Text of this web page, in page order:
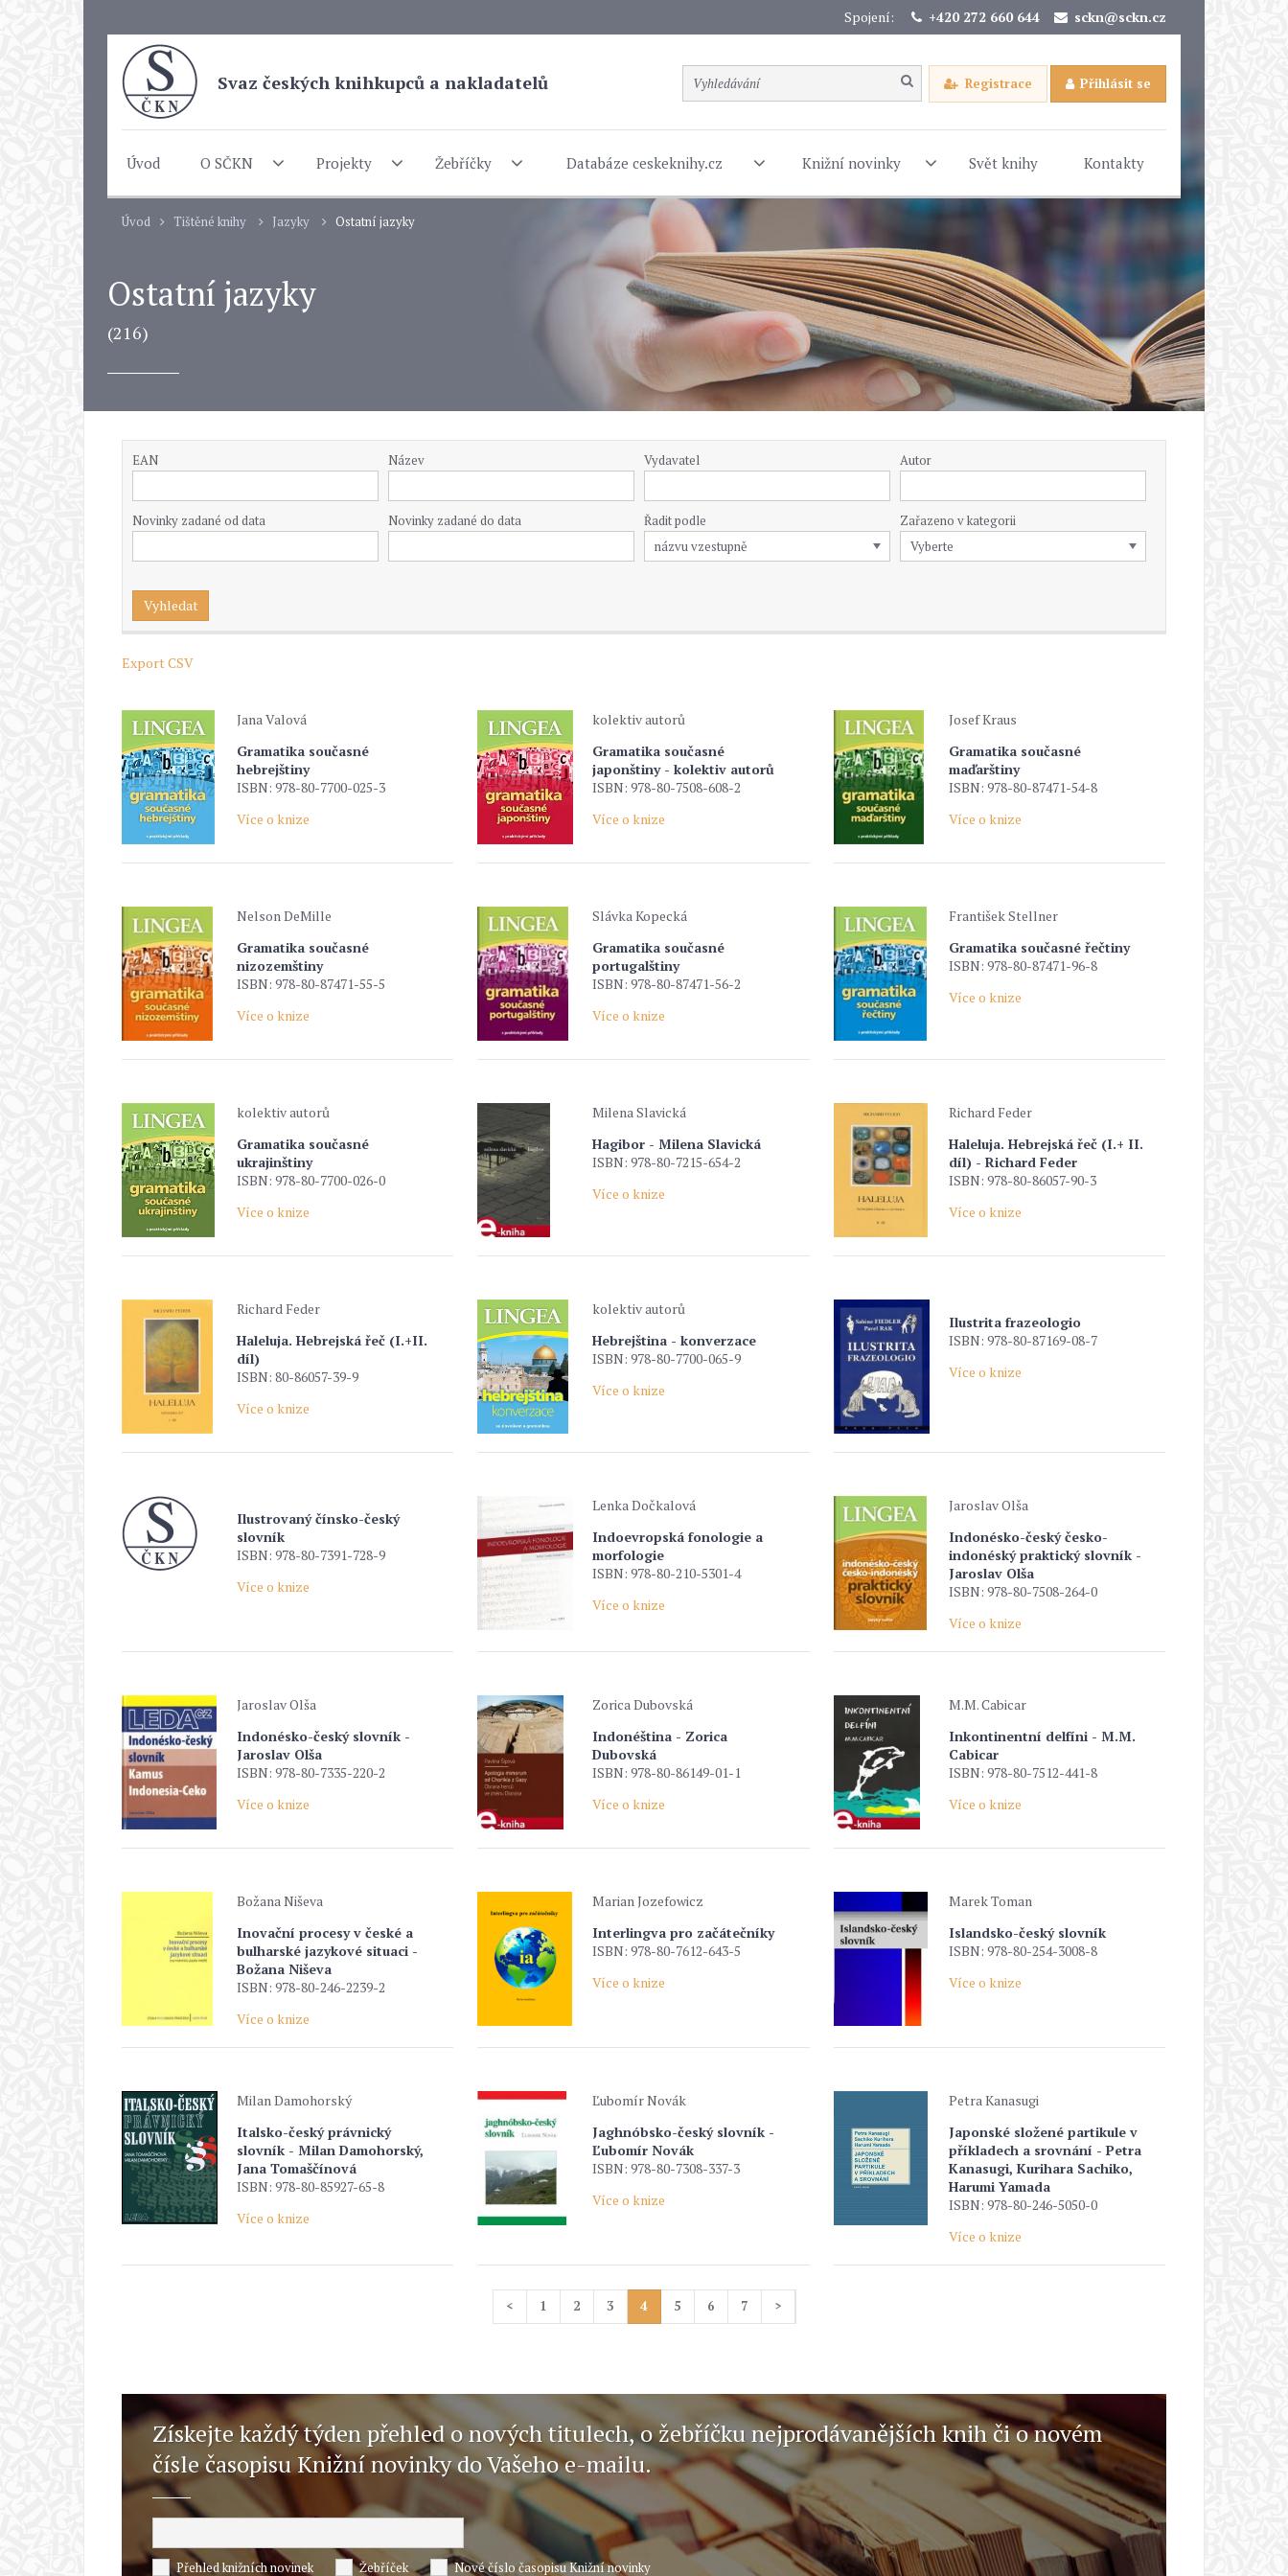
Spojení: +420 272 660 644 sckn@sckn.cz
Svaz českých knihkupců a nakladatelů Registrace Přihlásit se
Úvod O SČKN Projekty Žebříčky Databáze ceskeknihy.cz Knižní novinky Svět knihy Kontakty
Úvod Tištěné knihy Jazyky Ostatní jazyky
Ostatní jazyky
(216)
EAN Název Vydavatel Autor
Novinky zadané od data Novinky zadané do data Řadit podle Zařazeno v kategorii
Export CSV
Jana Valová
Gramatika současné
hebrejštiny
ISBN: 978-80-7700-025-3
Více o knize
kolektiv autorů
Gramatika současné
japonštiny - kolektiv autorů
ISBN: 978-80-7508-608-2
Více o knize
Josef Kraus
Gramatika současné
maďarštiny
ISBN: 978-80-87471-54-8
Více o knize
Nelson DeMille
Gramatika současné
nizozemštiny
ISBN: 978-80-87471-55-5
Více o knize
Slávka Kopecká
Gramatika současné
portugalštiny
ISBN: 978-80-87471-56-2
Více o knize
František Stellner
Gramatika současné řečtiny
ISBN: 978-80-87471-96-8
Více o knize
kolektiv autorů
Gramatika současné
ukrajinštiny
ISBN: 978-80-7700-026-0
Více o knize
Milena Slavická
Hagibor - Milena Slavická
ISBN: 978-80-7215-654-2
Více o knize
Richard Feder
Haleluja. Hebrejská řeč (I.+ II.
díl) - Richard Feder
ISBN: 978-80-86057-90-3
Více o knize
Richard Feder
Haleluja. Hebrejská řeč (I.+II.
díl)
ISBN: 80-86057-39-9
Více o knize
kolektiv autorů
Hebrejština - konverzace
ISBN: 978-80-7700-065-9
Více o knize
Ilustrita frazeologio
ISBN: 978-80-87169-08-7
Více o knize
Ilustrovaný čínsko-český
slovník
ISBN: 978-80-7391-728-9
Více o knize
Lenka Dočkalová
Indoevropská fonologie a
morfologie
ISBN: 978-80-210-5301-4
Více o knize
Jaroslav Olša
Indonésko-český česko-
indonéský praktický slovník -
Jaroslav Olša
ISBN: 978-80-7508-264-0
Více o knize
Jaroslav Olša
Indonésko-český slovník -
Jaroslav Olša
ISBN: 978-80-7335-220-2
Více o knize
Zorica Dubovská
Indonéština - Zorica
Dubovská
ISBN: 978-80-86149-01-1
Více o knize
M.M. Cabicar
Inkontinentní delfíni - M.M.
Cabicar
ISBN: 978-80-7512-441-8
Více o knize
Božana Niševa
Inovační procesy v české a
bulharské jazykové situaci -
Božana Niševa
ISBN: 978-80-246-2239-2
Více o knize
Marian Jozefowicz
Interlingva pro začátečníky
ISBN: 978-80-7612-643-5
Více o knize
Marek Toman
Islandsko-český slovník
ISBN: 978-80-254-3008-8
Více o knize
Milan Damohorský
Italsko-český právnický
slovník - Milan Damohorský,
Jana Tomaščínová
ISBN: 978-80-85927-65-8
Více o knize
Ľubomír Novák
Jaghnóbsko-český slovník -
Ľubomír Novák
ISBN: 978-80-7308-337-3
Více o knize
Petra Kanasugi
Japonské složené partikule v
příkladech a srovnání - Petra
Kanasugi, Kurihara Sachiko,
Harumi Yamada
ISBN: 978-80-246-5050-0
Více o knize
< 1 2 3 4 5 6 7 >
Získejte každý týden přehled o nových titulech, o žebříčku nejprodávanějších knih či o novém
čísle časopisu Knižní novinky do Vašeho e-mailu.
Přehled knižních novinek Žebříček Nové číslo časopisu Knižní novinky